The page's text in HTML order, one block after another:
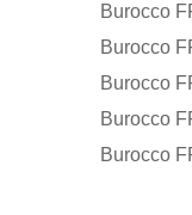
Burocco
Burocco
Burocco
Burocco
Burocco